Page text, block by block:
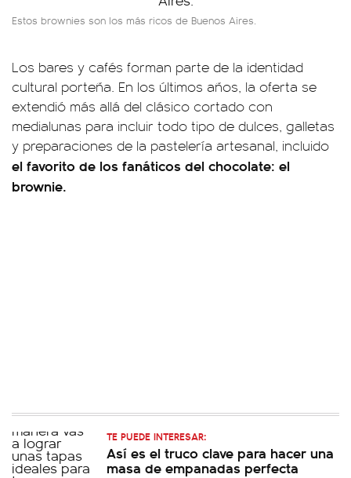
Estos brownies son los más ricos de Buenos Aires.
Los bares y cafés forman parte de la identidad
cultural porteña. En los últimos años, la oferta se
extendió más allá del clásico cortado con
medialunas para incluir todo tipo de dulces, galletas
y preparaciones de la pastelería artesanal, incluido
el favorito de los fanáticos del chocolate: el
brownie.
TE PUEDE INTERESAR:
Así es el truco clave para hacer una
masa de empanadas perfecta